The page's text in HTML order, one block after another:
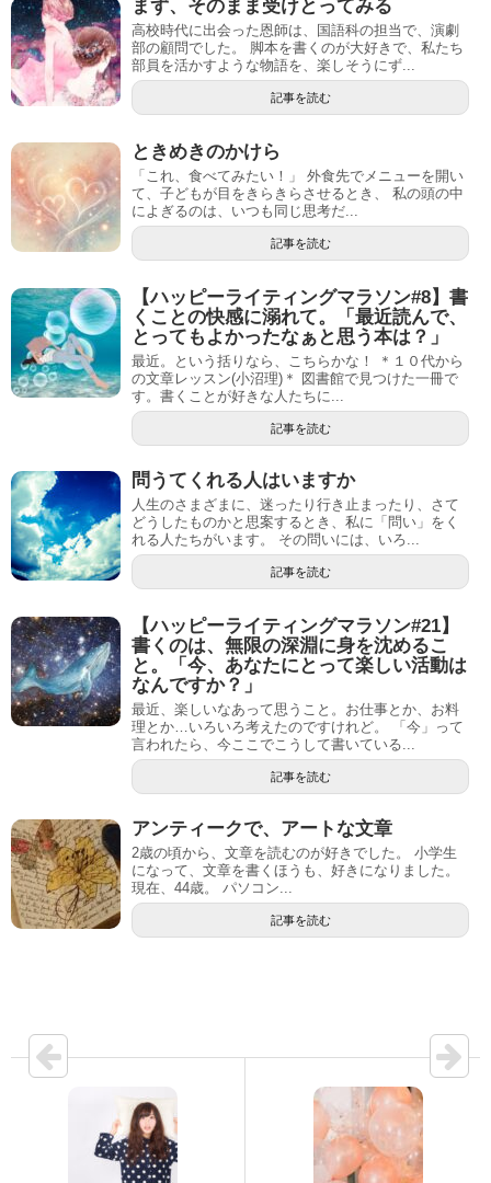
まず、そのまま受けとってみる
高校時代に出会った恩師は、国語科の担当で、演劇
部の顧問でした。 脚本を書くのが大好きで、私たち
部員を活かすような物語を、楽しそうにず...
記事を読む
ときめきのかけら
「これ、食べてみたい！」 外食先でメニューを開い
て、子どもが目をきらきらさせるとき、 私の頭の中
によぎるのは、いつも同じ思考だ...
記事を読む
【ハッピーライティングマラソン#8】書
くことの快感に溺れて。「最近読んで、
とってもよかったなぁと思う本は？」
最近。という括りなら、こちらかな！ ＊１０代から
の文章レッスン(小沼理)＊ 図書館で見つけた一冊で
す。書くことが好きな人たちに...
記事を読む
問うてくれる人はいますか
人生のさまざまに、迷ったり行き止まったり、さて
どうしたものかと思案するとき、私に「問い」をく
れる人たちがいます。 その問いには、いろ...
記事を読む
【ハッピーライティングマラソン#21】
書くのは、無限の深淵に身を沈めるこ
と。「今、あなたにとって楽しい活動は
なんですか？」
最近、楽しいなあって思うこと。お仕事とか、お料
理とか…いろいろ考えたのですけれど。 「今」って
言われたら、今ここでこうして書いている...
記事を読む
アンティークで、アートな文章
2歳の頃から、文章を読むのが好きでした。 小学生
になって、文章を書くほうも、好きになりました。
現在、44歳。 パソコン...
記事を読む